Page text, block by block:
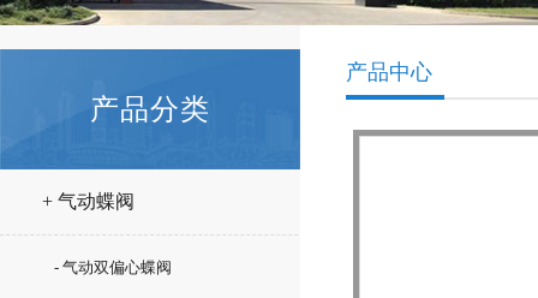
产品分类
+ 气动蝶阀
- 气动双偏心蝶阀
产品中心